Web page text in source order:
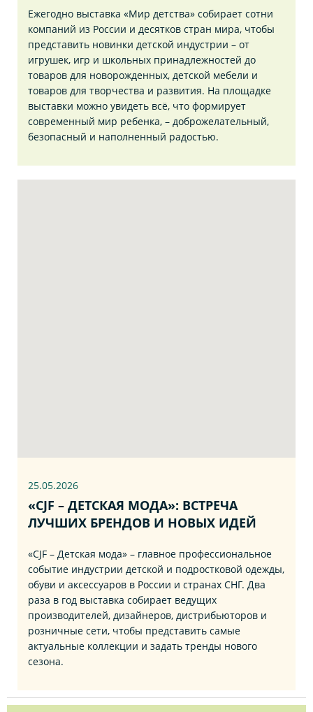
Ежегодно выставка «Мир детства» собирает сотни
компаний из России и десятков стран мира, чтобы
представить новинки детской индустрии – от
игрушек, игр и школьных принадлежностей до
товаров для новорожденных, детской мебели и
товаров для творчества и развития. На площадке
выставки можно увидеть всё, что формирует
современный мир ребенка, – доброжелательный,
безопасный и наполненный радостью.
25.05.2026
«CJF – ДЕТСКАЯ МОДА»: ВСТРЕЧА
ЛУЧШИХ БРЕНДОВ И НОВЫХ ИДЕЙ
«CJF – Детская мода» – главное профессиональное
событие индустрии детской и подростковой одежды,
обуви и аксессуаров в России и странах СНГ. Два
раза в год выставка собирает ведущих
производителей, дизайнеров, дистрибьюторов и
розничные сети, чтобы представить самые
актуальные коллекции и задать тренды нового
сезона.